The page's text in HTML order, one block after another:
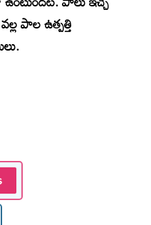
పాల ఉత్పత్తి